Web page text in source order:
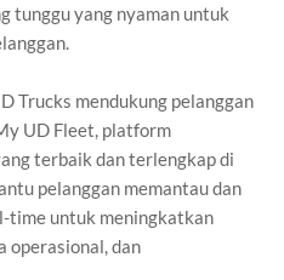
tunggu yang nyaman untuk
Trucks mendukung pelanggan
UD Fleet, platform
terbaik dan terlengkap di
pelanggan memantaudan
time untuk meningkatkan
operasional, dan